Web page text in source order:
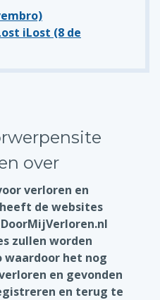
iLost (8 de
over
verloren en
de websites
zullen worden
waardoor het nog
en gevonden
en terug te